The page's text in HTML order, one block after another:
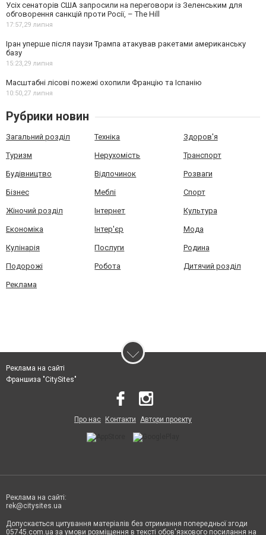
Усіх сенаторів США запросили на переговори із Зеленським для
обговорення санкцій проти Росії, – The Hill
17:57,29 липня
Іран уперше після паузи Трампа атакував ракетами американську
базу
15:23,29 липня
Масштабні лісові пожежі охопили Францію та Іспанію
10:50,27 липня
Рубрики новин
Загальний розділ Техніка Здоров'я
Туризм Нерухомість Транспорт
Будівництво Відпочинок Розваги
Бізнес Меблі Спорт
Жіночий розділ Інтернет Культура
Економіка Інтер'єр Мода
Кулінарія Послуги Родина
Подорожі Робота Дитячий розділ
Реклама
Реклама на сайті
Франшиза "CitySites"
Про нас Контакти Автори проєкту
Реклама на сайті:
rek@citysites.ua
Допускається цитування матеріалів без отримання попередньої згоди
05745.com.ua за умови розміщення в тексті обов'язкового посилання на